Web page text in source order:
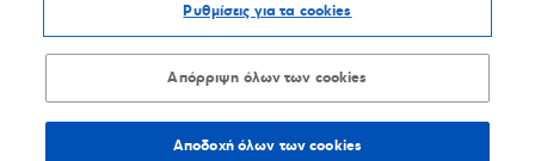
Δήλωση Προσβασιμότητας
Sitemap
Ρυθμίσεις για τα cookies
Απόρριψη όλων των cookies
Αποδοχή όλων των cookies